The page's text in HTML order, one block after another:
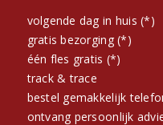
volgende dag in huis (*)
gratis bezorging (*)
één fles gratis (*)
track & trace
bestel gemakkelijk
ontvang persoonlijk